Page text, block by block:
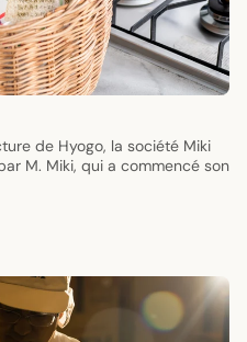
de Hyogo, la société Miki
M. Miki, qui a commencé son